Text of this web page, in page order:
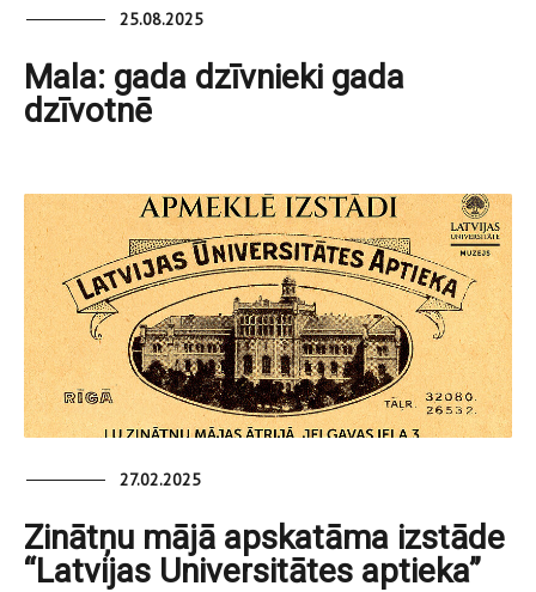
25.08.2025
Mala: gada dzīvnieki gada
dzīvotnē
27.02.2025
Zinātņu mājā apskatāma izstāde
“Latvijas Universitātes aptieka”